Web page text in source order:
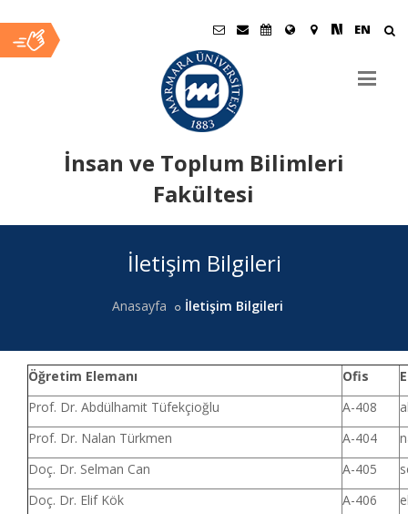
EN
İnsan ve Toplum Bilimleri
Fakültesi
İletişim Bilgileri
Anasayfa İletişim Bilgileri
Öğretim Elemanı Ofis
Prof. Dr. Abdülhamit Tüfekçioğlu
A-408
Prof. Dr. Nalan Türkmen
A-404
Doç. Dr. Selman Can
A-405
Doç. Dr. Elif Kök
A-406